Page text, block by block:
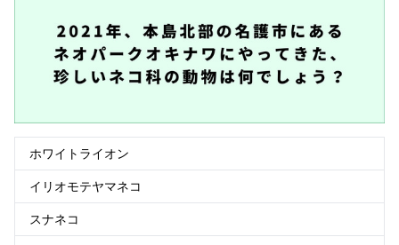
ホワイトライオン
イリオモテヤマネコ
スナネコ